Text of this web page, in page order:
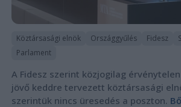
Köztársasági elnök Országgyűlés Fidesz
Parlament
A Fidesz szerint közjogilag
jövő keddre tervezett köztársasági
szerintük nincs üresedés a poszton.